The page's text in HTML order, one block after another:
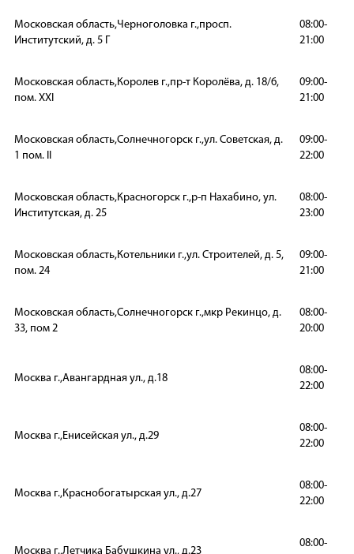
Московская область,Черноголовка г.,просп.
Институтский, д. 5 Г
08:00-
21:00
Московская область,Королев г.,пр-т Королёва, д. 18/6,
пом. XXI
09:00-
21:00
Московская область,Солнечногорск г.,ул. Советская, д.
1 пом. II
09:00-
22:00
Московская область,Красногорск г.,р-п Нахабино, ул.
Институтская, д. 25
08:00-
23:00
Московская область,Котельники г.,ул. Строителей, д. 5,
пом. 24
09:00-
21:00
Московская область,Солнечногорск г.,мкр Рекинцо, д.
33, пом 2
08:00-
20:00
Москва г.,Авангардная ул., д.18
08:00-
22:00
Москва г.,Енисейская ул., д.29
08:00-
22:00
Москва г.,Краснобогатырская ул., д.27
08:00-
22:00
Москва г.,Летчика Бабушкина ул., д.23
08:00-